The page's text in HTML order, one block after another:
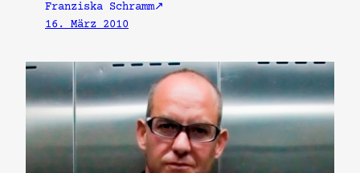
Franziska Schramm
16. März 2010